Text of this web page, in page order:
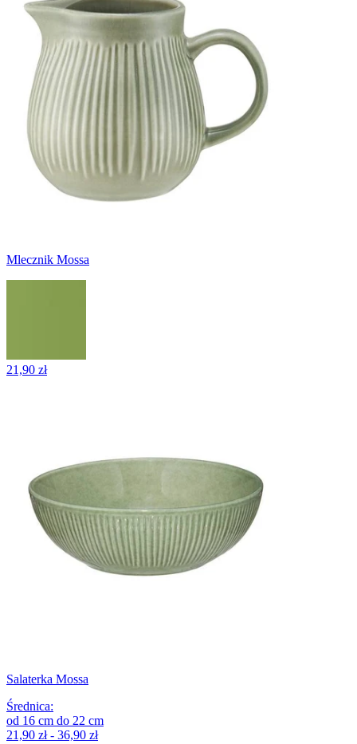
Mlecznik Mossa
21,90 zł
Salaterka Mossa
Średnica:
od 16 cm do 22 cm
21,90 zł - 36,90 zł